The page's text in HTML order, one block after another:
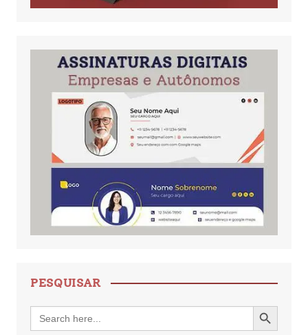
PESQUISAR
Search
for:
Search Button